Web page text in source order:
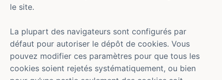
le site.
La plupart des navigateurs sont configurés par
défaut pour autoriser le dépôt de cookies. Vous
pouvez modifier ces paramètres pour que tous les
cookies soient rejetés systématiquement, ou bien